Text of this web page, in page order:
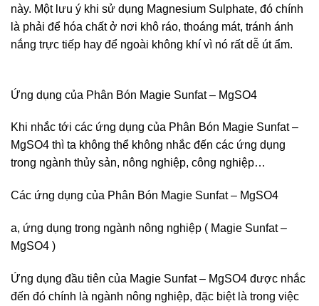
này. Một lưu ý khi sử dụng Magnesium Sulphate, đó chính
là phải để hóa chất ở nơi khô ráo, thoáng mát, tránh ánh
nắng trực tiếp hay để ngoài không khí vì nó rất dễ út ẩm.
Ứng dụng của Phân Bón Magie Sunfat – MgSO4
Khi nhắc tới các ứng dụng của Phân Bón Magie Sunfat –
MgSO4 thì ta không thể không nhắc đến các ứng dụng
trong ngành thủy sản, nông nghiệp, công nghiệp…
Các ứng dụng của Phân Bón Magie Sunfat – MgSO4
a, ứng dụng trong ngành nông nghiệp ( Magie Sunfat –
MgSO4 )
Ứng dụng đầu tiên của Magie Sunfat – MgSO4 được nhắc
đến đó chính là ngành nông nghiệp, đặc biệt là trong việc